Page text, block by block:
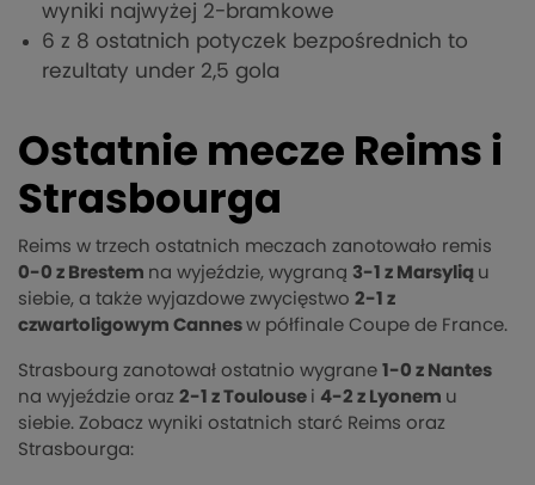
wyniki najwyżej 2-bramkowe
6 z 8 ostatnich potyczek bezpośrednich to
rezultaty under 2,5 gola
Ostatnie mecze Reims i
Strasbourga
Reims w trzech ostatnich meczach zanotowało remis
0-0 z Brestem na wyjeździe, wygraną 3-1 z Marsylią u
siebie, a także wyjazdowe zwycięstwo 2-1 z
czwartoligowym Cannes w półfinale Coupe de France.
Strasbourg zanotował ostatnio wygrane 1-0 z Nantes
na wyjeździe oraz 2-1 z Toulouse i 4-2 z Lyonem u
siebie. Zobacz wyniki ostatnich starć Reims oraz
Strasbourga: